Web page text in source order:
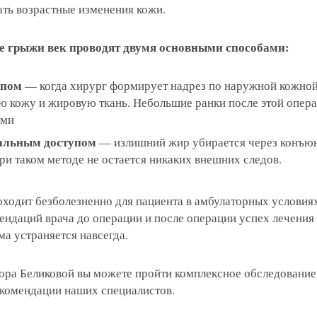
возрастные изменения кожи.
грыжи век проводят двумя основными способами:
— когда хирург формирует надрез по наружной
кожу и жировую ткань. Небольшие ранки после этой
доступом — излишний жир убирается через
таком методе не остается никаких внешних следов.
безболезненно для пациента в амбулаторных
врача до операции и после операции успех лечения
устраняется навсегда.
Беликовой вы можете пройти комплексное
наших специалистов.
в соответствии с ФЗ от 13.03.2006 №38-ФЗ на
Записаться
Беликовой Е.И.
29
в соответствии с ФЗ от 13.03.2006 №38-ФЗ на
в соответствии с ФЗ от 13.03.2006 №38-ФЗ на
в соответствии с ФЗ от 13.03.2006 №38-ФЗ на
даете согласие на обработку
в соответствии с ФЗ от 13.03.2006 №38-ФЗ на
Отправить